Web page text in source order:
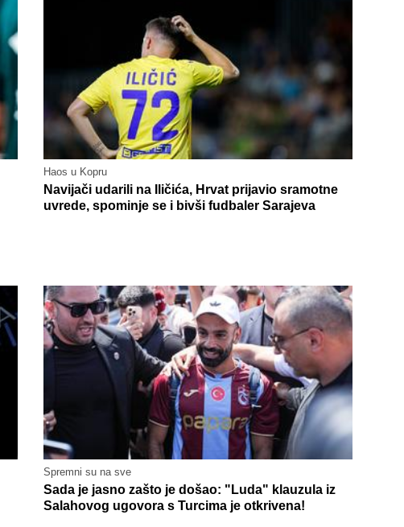
Haos u Kopru
Navijači udarili na Iličića, Hrvat prijavio sramotne
uvrede, spominje se i bivši fudbaler Sarajeva
Spremni su na sve
Sada je jasno zašto je došao: "Luda" klauzula iz
Salahovog ugovora s Turcima je otkrivena!